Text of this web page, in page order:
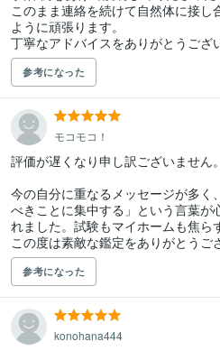
このまま連絡を続けて自然体に接し
ように頑張ります。
丁寧なアドバイスをありがとうござ
参考になった
モコモコ！
評価が遅くなり申し訳ございません。
今の自分に重なるメッセージが多く
べきことに集中する」という言葉が
れました。試験もマイホームも焦ら
この度は素敵な鑑定をありがとうご
参考になった
konohana444